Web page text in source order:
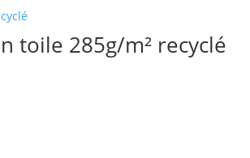
toile 285g/m² recyclé